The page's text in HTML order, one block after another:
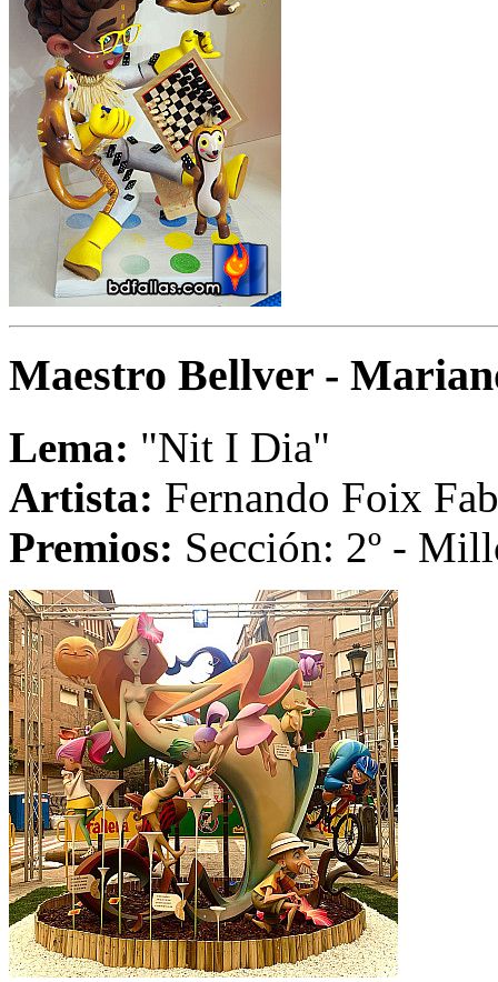
Maestro Bellver -
Lema: "Nit I Dia"
Artista: Fernando Foix
Premios: Sección: 2º -